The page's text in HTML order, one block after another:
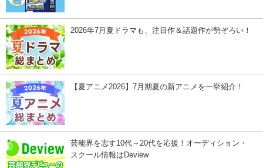
2026年7月夏ドラマも、注目作＆話題作が勢ぞろい！
【夏アニメ2026】7月期夏の新アニメを一挙紹介！
芸能界を志す10代～20代を応援！オーディション・
スクール情報はDeview